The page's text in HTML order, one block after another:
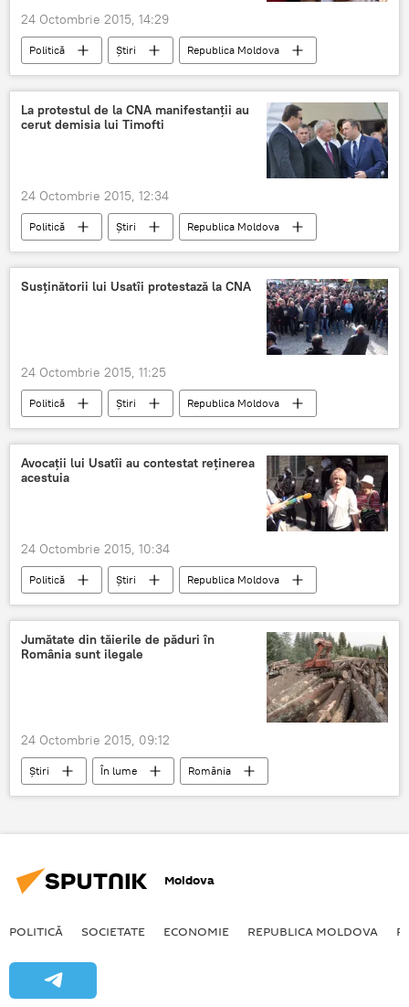
24 Octombrie 2015, 14:29
Politică Știri
Republica Moldova
Ana Ursachi
Renato Usatîi
Scrisoare
Adresare
Renato Usatîi
La protestul de la CNA manifestanţii au
cerut demisia lui Timofti
24 Octombrie 2015, 12:34
Politică Știri
Republica Moldova
Renato Usatîi
Nicolae Timofti
CNA
Proteste
Manifestanţi Scandări
Susţinătorii lui Usatîi protestază la CNA
24 Octombrie 2015, 11:25
Politică Știri
Republica Moldova
Renato Usatîi
CNA
Reţinere
Dosar penal
Audieri
Avocaţii lui Usatîi au contestat reţinerea
acestuia
24 Octombrie 2015, 10:34
Politică Știri
Republica Moldova
Renato Usatîi
avocat
arestat
procurorii
Ana Ursachi contesta
Jumătate din tăierile de păduri în
România sunt ilegale
24 Octombrie 2015, 09:12
Știri În lume
România
ilegale
lemn mobilă
Moldova
POLITICĂ SOCIETATE ECONOMIE REPUBLICA MOLDOVA